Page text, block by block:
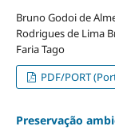
Bruno Godoi de
Rodrigues de Lima
Faria Tago
PDF/PORT
Preservação